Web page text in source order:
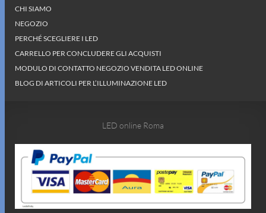
CHI SIAMO
NEGOZIO
PERCHÉ SCEGLIERE I LED
CARRELLO PER CONCLUDERE GLI ACQUISTI
MODULO DI CONTATTO NEGOZIO VENDITA LED ONLINE
BLOG DI ARTICOLI PER L’ILLUMINAZIONE LED
LED online Roma